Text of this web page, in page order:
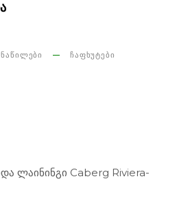
ᲩᲐᲤᲮᲣᲢᲔᲑᲘ
ლაინინგი Caberg Riviera-